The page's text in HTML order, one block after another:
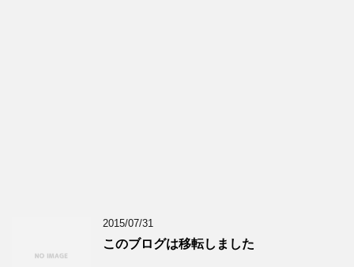
2015/07/31
このブログは移転しました